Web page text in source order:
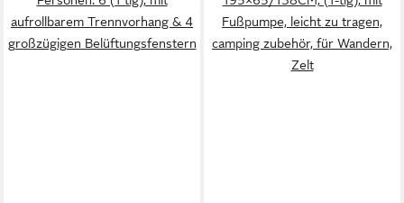
aufrollbarem Trennvorhang & 4
großzügigen Belüftungsfenstern
Fußpumpe, leicht zu tragen,
camping zubehör, für Wandern,
Zelt